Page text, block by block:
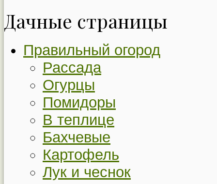
Дачные страницы
Правильный огород
Рассада
Огурцы
Помидоры
В теплице
Бахчевые
Картофель
Лук и чеснок